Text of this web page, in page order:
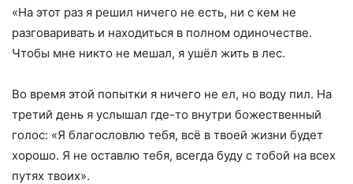
«На этот раз я решил ничего не есть, ни с кем не
разговаривать и находиться в полном одиночестве.
Чтобы мне никто не мешал, я ушёл жить в лес.
Во время этой попытки я ничего не ел, но воду пил. На
третий день я услышал где-то внутри божественный
голос: «Я благословлю тебя, всё в твоей жизни будет
хорошо. Я не оставлю тебя, всегда буду с тобой на всех
путях твоих».